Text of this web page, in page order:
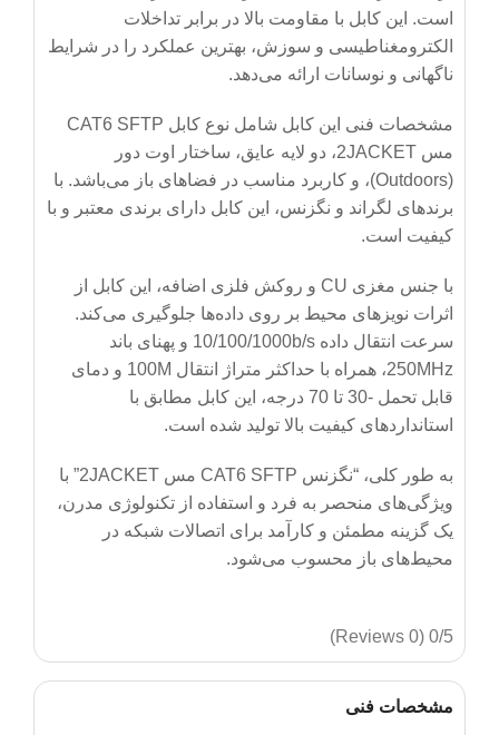
است. این کابل با مقاومت بالا در برابر تداخلات
الکترومغناطیسی و سوزش، بهترین عملکرد را در شرایط
ناگهانی و نوسانات ارائه می‌دهد.
مشخصات فنی این کابل شامل نوع کابل CAT6 SFTP
مس 2JACKET، دو لایه عایق، ساختار اوت دور
(Outdoors)، و کاربرد مناسب در فضاهای باز می‌باشد. با
برندهای لگراند و نگزنس، این کابل دارای برندی معتبر و با
کیفیت است.
با جنس مغزی CU و روکش فلزی اضافه، این کابل از
اثرات نویزهای محیط بر روی داده‌ها جلوگیری می‌کند.
سرعت انتقال داده 10/100/1000b/s و پهنای باند
250MHz، همراه با حداکثر متراژ انتقال 100M و دمای
قابل تحمل -30 تا 70 درجه، این کابل مطابق با
استانداردهای کیفیت بالا تولید شده است.
به طور کلی، “نگزنس CAT6 SFTP مس 2JACKET” با
ویژگی‌های منحصر به فرد و استفاده از تکنولوژی مدرن،
یک گزینه مطمئن و کارآمد برای اتصالات شبکه در
محیط‌های باز محسوب می‌شود.
0/5
(0 Reviews)
مشخصات فنی